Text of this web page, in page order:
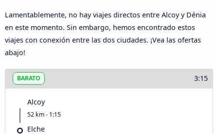
Lamentablemente, no hay viajes directos entre Alcoy y Dénia
en este momento. Sin embargo, hemos encontrado estos
viajes con conexión entre las dos ciudades. ¡Vea las ofertas
abajo!
BARATO 3:15
Alcoy
52 km - 1:15
Elche